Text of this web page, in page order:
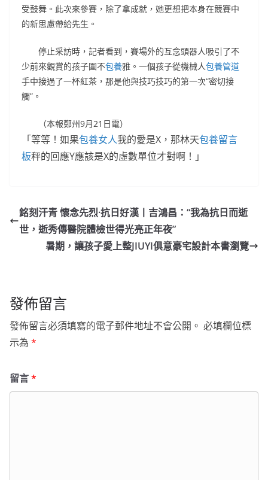
受鼓舞。此次來參賽，除了拿成就，她更想把本身在競賽中
的新思慮帶給先生。
停止采訪時，記者看到，賽場外的互念頭器人吸引了不
少前來觀賞的孩子圍不包養雅。一個孩子從機械人包養管道
手中接過了一杯紅茶，那是他與技巧技巧的第一次“密切接
觸”。
（本報鄭州9月21日電）
「等等！如果包養女人我的愛是X，那林天包養留言
板秤的回應Y應該是X的虛數單位才對啊！」
銘刻汗青 懷念先烈·抗日好漢丨吉鴻昌：“我為抗日而逝
世，逝秀傳醫院體檢世得光亮正年夜”
暑期，讓孩子愛上整JIUYI俱意豪宅設計本書瀏覽
發佈留言
發佈留言必須填寫的電子郵件地址不會公開。 必填欄位標
示為 *
留言*